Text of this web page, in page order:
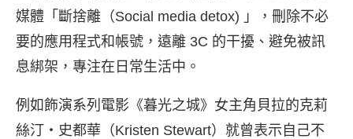
媒體「斷捨離（Social media detox) 」，刪除不必
要的應用程式和帳號，遠離 3C 的干擾、避免被訊
息綁架，專注在日常生活中。
例如飾演系列電影《暮光之城》女主角貝拉的克莉
絲汀・史都華（Kristen Stewart）就曾表示自己不